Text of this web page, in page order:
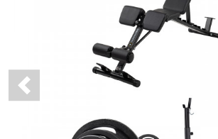
Previous